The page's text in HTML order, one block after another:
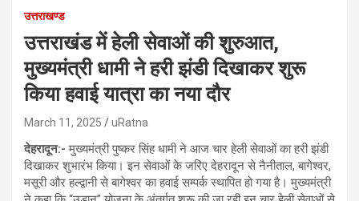
उत्तराखण्ड
उत्तराखंड में हेली सेवाओं की शुरुआत,
मुख्यमंत्री धामी ने हरी झंडी दिखाकर शुरू
किया हवाई यात्रा का नया दौर
March 11, 2025 uRatna
देहरादून:- मुख्यमंत्री पुष्कर सिंह धामी ने आज चार हेली सेवाओं का हरी झंडी
दिखाकर शुभारंभ किया। इन सेवाओं के जरिए देहरादून से नैनीताल, बागेश्वर,
मसूरी और हल्द्वानी से बागेश्वर का हवाई सम्पर्क स्थापित हो गया है। मुख्यमंत्री